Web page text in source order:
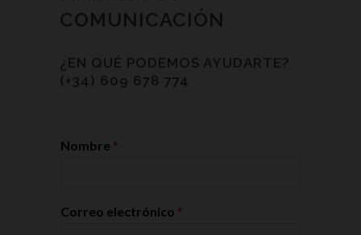
COMUNICACIÓN
¿EN QUÉ PODEMOS AYUDARTE?
(+34) 609 678 774
Nombre *
Correo electrónico *